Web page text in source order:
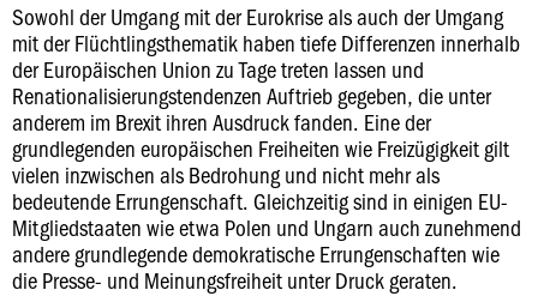
Sowohl der Umgang mit der Eurokrise als auch der Umgang
mit der Flüchtlingsthematik haben tiefe Differenzen innerhalb
der Europäischen Union zu Tage treten lassen und
Renationalisierungstendenzen Auftrieb gegeben, die unter
anderem im Brexit ihren Ausdruck fanden. Eine der
grundlegenden europäischen Freiheiten wie Freizügigkeit gilt
vielen inzwischen als Bedrohung und nicht mehr als
bedeutende Errungenschaft. Gleichzeitig sind in einigen EU-
Mitgliedstaaten wie etwa Polen und Ungarn auch zunehmend
andere grundlegende demokratische Errungenschaften wie
die Presse- und Meinungsfreiheit unter Druck geraten.